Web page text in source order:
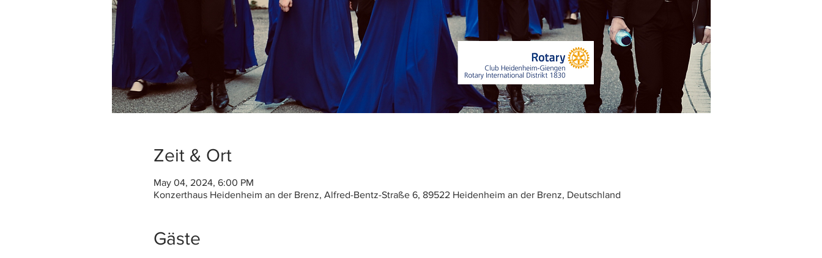
Zeit & Ort
May 04, 2024, 6:00 PM
Konzerthaus Heidenheim an der Brenz, Alfred-Bentz-Straße 6, 89522 Heidenheim an der Brenz, Deutschland
Gäste